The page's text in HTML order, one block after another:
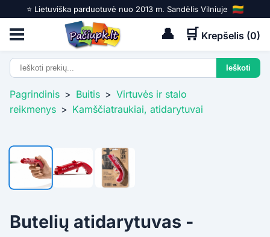
⭐️ Lietuviška parduotuvė nuo 2013 m. Sandėlis Vilniuje
👤 🛒 Krepšelis (0)
Pagrindinis > Buitis > Virtuvės ir stalo
reikmenys > Kamščiatraukiai, atidarytuvai
Butelių atidarytuvas -